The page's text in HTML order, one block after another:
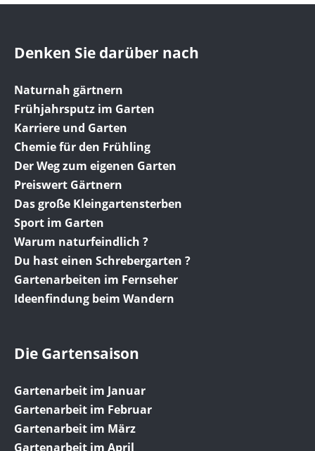
Denken Sie darüber nach
Naturnah gärtnern
Frühjahrsputz im Garten
Karriere und Garten
Chemie für den Frühling
Der Weg zum eigenen Garten
Preiswert Gärtnern
Das große Kleingartensterben
Sport im Garten
Warum naturfeindlich ?
Du hast einen Schrebergarten ?
Gartenarbeiten im Fernseher
Ideenfindung beim Wandern
Die Gartensaison
Gartenarbeit im Januar
Gartenarbeit im Februar
Gartenarbeit im März
Gartenarbeit im April